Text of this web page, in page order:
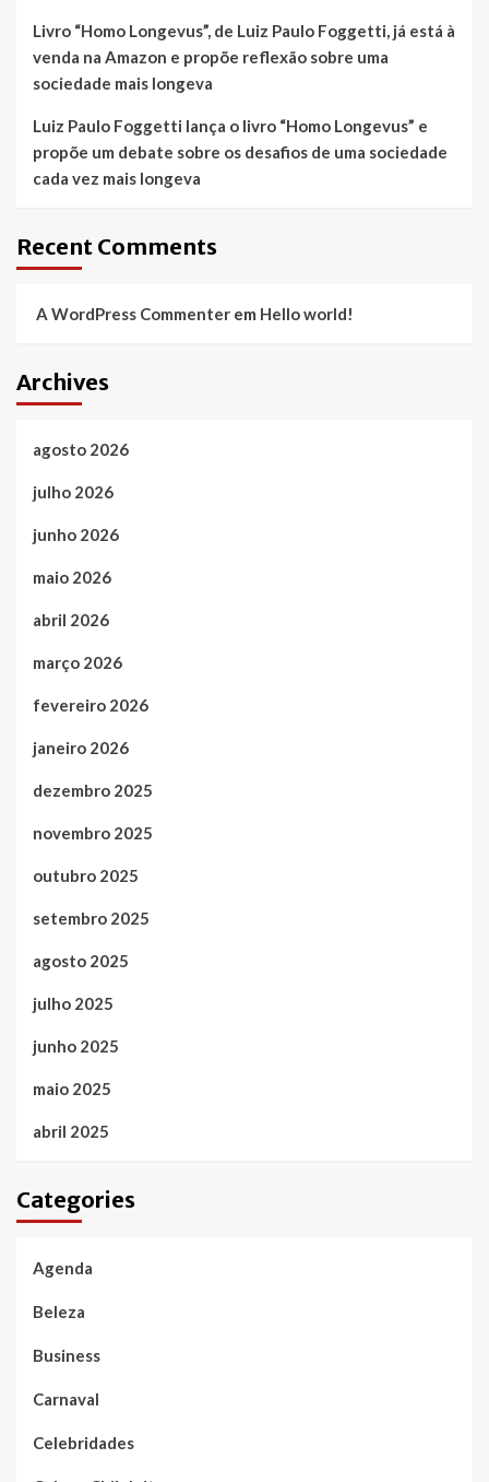
Livro “Homo Longevus”, de Luiz Paulo Foggetti, já está à
venda na Amazon e propõe reflexão sobre uma
sociedade mais longeva
Luiz Paulo Foggetti lança o livro “Homo Longevus” e
propõe um debate sobre os desafios de uma sociedade
cada vez mais longeva
Recent Comments
A WordPress Commenter em Hello world!
Archives
agosto 2026
julho 2026
junho 2026
maio 2026
abril 2026
março 2026
fevereiro 2026
janeiro 2026
dezembro 2025
novembro 2025
outubro 2025
setembro 2025
agosto 2025
julho 2025
junho 2025
maio 2025
abril 2025
Categories
Agenda
Beleza
Business
Carnaval
Celebridades